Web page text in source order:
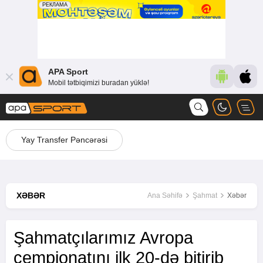
APA Sport
Mobil tətbiqimizi buradan yüklə!
Yay Transfer Pəncərəsi
XƏBƏR Ana Səhifə Şahmat Xəbər
Şahmatçılarımız Avropa
çempionatını ilk 20-də bitirib